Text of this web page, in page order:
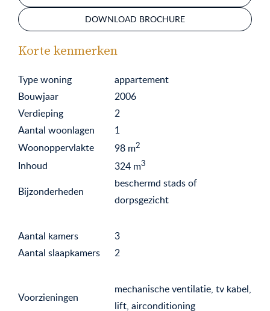
DOWNLOAD BROCHURE
Korte kenmerken
Type woning
appartement
Bouwjaar
2006
Verdieping
2
Aantal woonlagen
1
Woonoppervlakte
98 m2
Inhoud 324 m3
Bijzonderheden
beschermd stads of
dorpsgezicht
Aantal kamers
3
Aantal slaapkamers
2
Voorzieningen
mechanische ventilatie, tv kabel,
lift, airconditioning